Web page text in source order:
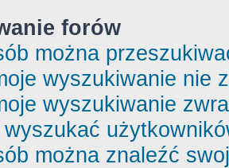
forów
można
wyszukiwanie nie
wyszukiwanie
można znaleźć